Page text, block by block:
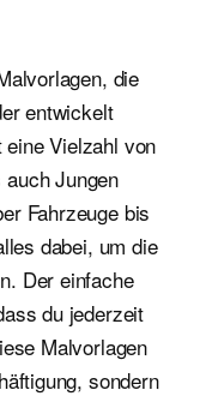
die
entwickelt
Vielzahl von
Jungen
Fahrzeuge bis
dabei, um die
Der einfache
du jederzeit
Malvorlagen
sondern